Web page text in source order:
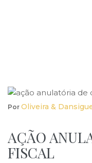
Por Oliveira &
AÇÃO
FISCAL